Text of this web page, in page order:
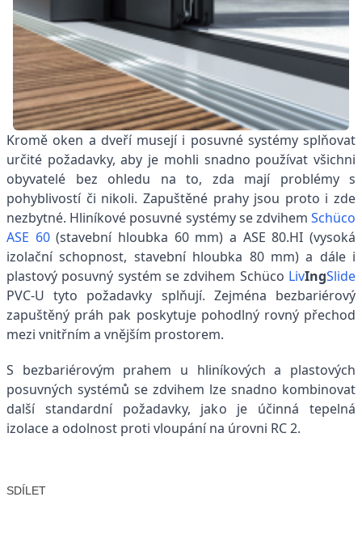
Kromě oken a dveří musejí i posuvné systémy splňovat
určité požadavky, aby je mohli snadno používat všichni
obyvatelé bez ohledu na to, zda mají problémy s
pohyblivostí či nikoli. Zapuštěné prahy jsou proto i zde
nezbytné. Hliníkové posuvné systémy se zdvihem Schüco
ASE 60(stavební hloubka 60 mm) a ASE 80.HI (vysoká
izolační schopnost, stavební hloubka 80 mm) a dále i
plastový posuvný systém se zdvihem Schüco LivIngSlide
PVC-U tyto požadavky splňují. Zejména bezbariérový
zapuštěný práh pak poskytuje pohodlný rovný přechod
mezi vnitřním a vnějším prostorem.
S bezbariérovým prahem u hliníkových a plastových
posuvných systémů se zdvihem lze snadno kombinovat
další standardní požadavky, jako je účinná tepelná
izolace a odolnost proti vloupání na úrovni RC 2.
SDÍLET